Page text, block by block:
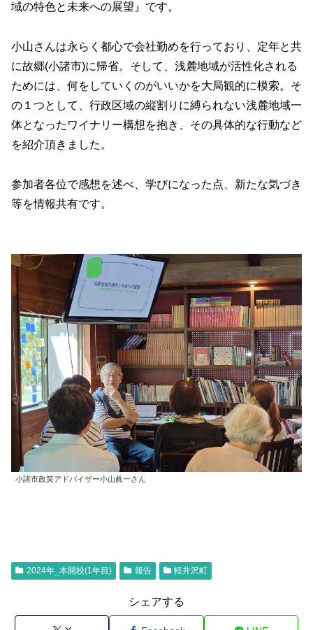
域の特色と未来への展望』です。
小山さんは永らく都心で会社勤めを行っており、定年と共
に故郷(小諸市)に帰省。そして、浅麓地域が活性化される
ためには、何をしていくのがいいかを大局観的に模索。そ
の１つとして、行政区域の縦割りに縛られない浅麓地域一
体となったワイナリー構想を抱き、その具体的な行動など
を紹介頂きました。
参加者各位で感想を述べ、学びになった点、新たな気づき
等を情報共有です。
小諸市政策アドバイザー小山眞一さん
2024年_本開校(1年目) 報告 軽井沢町
シェアする